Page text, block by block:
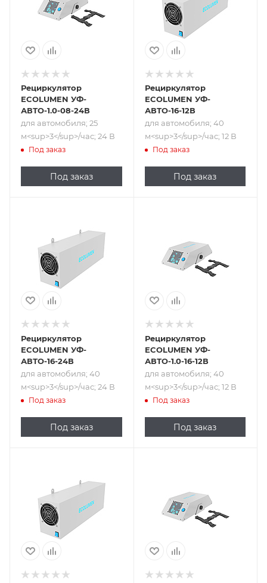
Рециркулятор
ECOLUMEN УФ-
АВТО-1.0-08-24В
для автомобиля; 25
м<sup>​3</sup>/час; 24 В
Под заказ
Под заказ
Рециркулятор
ECOLUMEN УФ-
АВТО-16-12В
для автомобиля; 40
м<sup>​3</sup>/час; 12 В
Под заказ
Под заказ
40 м<sup>​3</sup>/
час; 24 В
Рециркулятор
ECOLUMEN УФ-
АВТО-16-24В
для автомобиля; 40
м<sup>​3</sup>/час; 24 В
Под заказ
Под заказ
час; 12 В
Рециркулятор
ECOLUMEN УФ-
АВТО-1.0-16-12В
для автомобиля; 40
м<sup>​3</sup>/час; 12 В
Под заказ
Под заказ
25 м<sup>​3</sup>/
час; 12 В
час; 12 В